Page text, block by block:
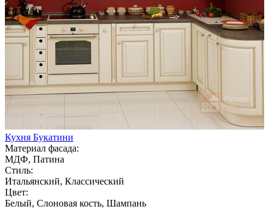
Кухня Букатини
Материал фасада:
МДФ, Патина
Стиль:
Итальянский, Классический
Цвет:
Белый, Слоновая кость, Шампань